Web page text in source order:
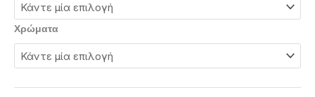
Χρώματα
6Ετών
Χειμερινό
Σετ
3τμχ
Με